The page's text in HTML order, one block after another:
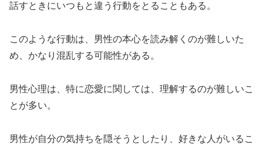
話すときにいつもと違う行動をとることもある。
このような行動は、男性の本心を読み解くのが難しいた
め、かなり混乱する可能性がある。
男性心理は、特に恋愛に関しては、理解するのが難しいこ
とが多い。
男性が自分の気持ちを隠そうとしたり、好きな人がいるこ